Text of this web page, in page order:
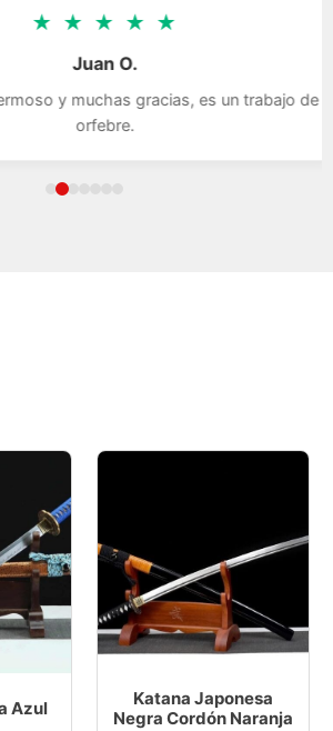
★ ★ ★ ★
Juan O.
y muchas gracias, es un trabajo de
orfebre.
Azul
Katana Japonesa
Negra Cordón Naranja